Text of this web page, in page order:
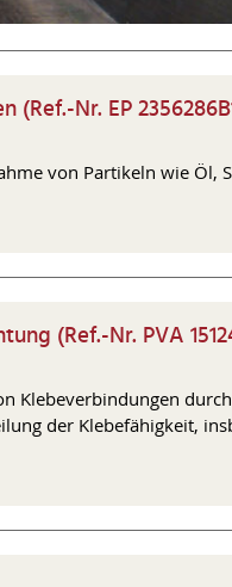
Nr. EP
von Partikeln wie Öl,
(Ref.-Nr. PVA
Klebeverbindungen
der Klebefähigkeit,